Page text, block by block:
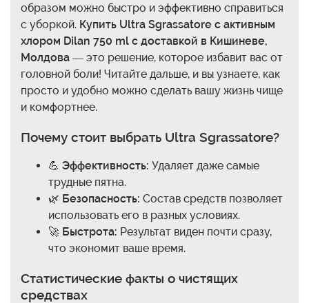
образом можно быстро и эффективно справиться
с уборкой. Купить Ultra Sgrassatore с активным
хлором Dilan 750 ml с доставкой в Кишиневе,
Молдова — это решение, которое избавит вас от
головной боли! Читайте дальше, и вы узнаете, как
просто и удобно можно сделать вашу жизнь чище
и комфортнее.
Почему стоит выбрать Ultra Sgrassatore?
💪 Эффективность: Удаляет даже самые
трудные пятна.
🌿 Безопасность: Состав средств позволяет
использовать его в разных условиях.
🚀 Быстрота: Результат виден почти сразу,
что экономит ваше время.
Статистические факты о чистящих
средствах